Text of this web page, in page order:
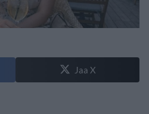
Jaa X